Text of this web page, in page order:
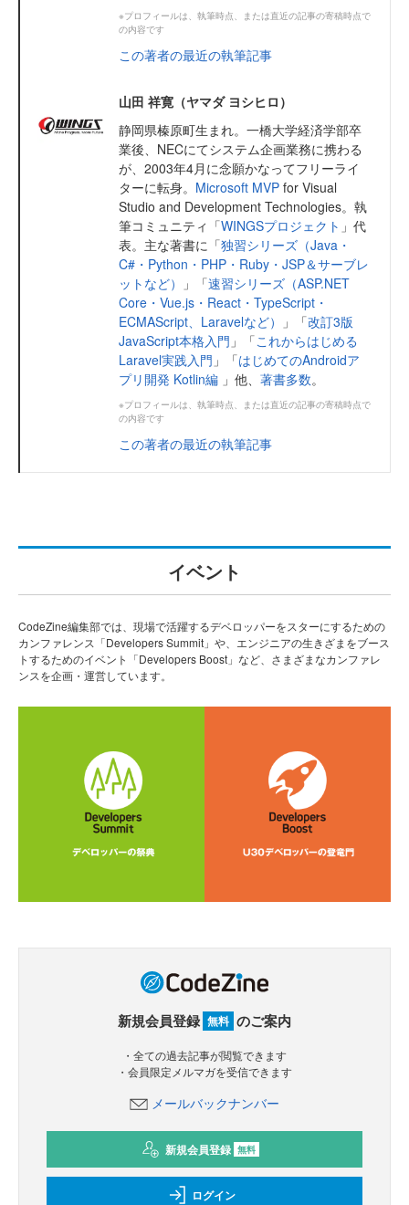
※プロフィールは、執筆時点、または直近の記事の寄稿時点で
の内容です
この著者の最近の執筆記事
山田 祥寛（ヤマダ ヨシヒロ）
静岡県榛原町生まれ。一橋大学経済学部卒
業後、NECにてシステム企画業務に携わる
が、2003年4月に念願かなってフリーライ
ターに転身。 Microsoft MVP for Visual
Studio and Development Technologies。執
筆コミュニティ「WINGSプロジェクト 」代
表。主な著書に「独習シリーズ（Java・
C#・Python・PHP・Ruby・JSP＆サーブレ
ットなど）
」「速習シリーズ（ASP.NET
Core・Vue.js・React・TypeScript・
ECMAScript、Laravelなど）
」「改訂3版
JavaScript本格入門 」「これからはじめる
Laravel実践入門 」「はじめてのAndroidア
プリ開発 Kotlin編 」他、 著書多数。
※プロフィールは、執筆時点、または直近の記事の寄稿時点で
の内容です
この著者の最近の執筆記事
イベント
CodeZine編集部では、現場で活躍するデベロッパーをスターにするための
カンファレンス「Developers Summit」や、エンジニアの生きざまをブース
トするためのイベント「Developers Boost」など、さまざまなカンファレ
ンスを企画・運営しています。
新規会員登録 無料 のご案内
・全ての過去記事が閲覧できます
・会員限定メルマガを受信できます
メールバックナンバー
新規会員登録 無料
ログイン